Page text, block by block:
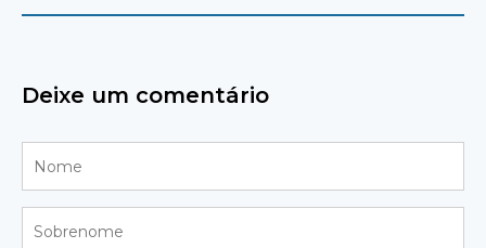
Deixe um comentário